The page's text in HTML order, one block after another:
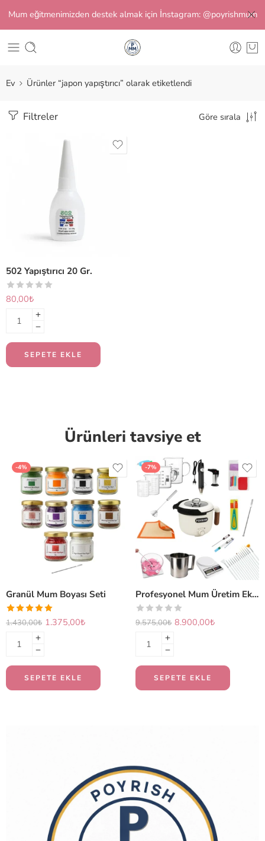
Mum eğitmenimizden destek almak için İnstagram: @poyrishmum
Ev Ürünler “japon yapıştırıcı” olarak etiketlendi
Filtreler Göre sırala
502 Yapıştırıcı 20 Gr.
80,00₺
SEPETE EKLE
Ürünleri tavsiye et
-4%
Granül Mum Boyası Seti
1.430,00₺ 1.375,00₺
SEPETE EKLE
-7%
Profesyonel Mum Üretim Ekipmanları Seti (PLUS)
9.575,00₺ 8.900,00₺
SEPETE EKLE